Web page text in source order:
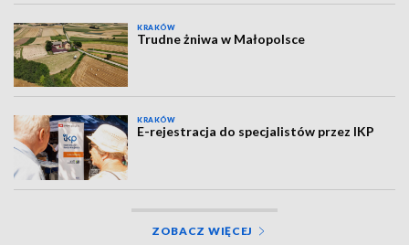
KRAKÓW
Trudne żniwa w Małopolsce
KRAKÓW
E-rejestracja do specjalistów przez IKP
ZOBACZ WIĘCEJ